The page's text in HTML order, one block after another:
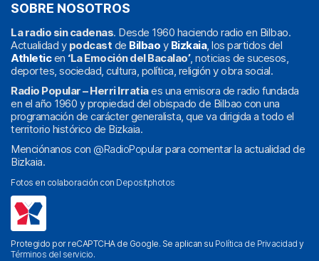
SOBRE NOSOTROS
La radio sin cadenas. Desde 1960 haciendo radio en Bilbao.
Actualidad y podcast de Bilbao y Bizkaia, los partidos del
Athleticen ‘La Emoción del Bacalao’, noticias de sucesos,
deportes, sociedad, cultura, política, religión y obra social.
Radio Popular – Herri Irratiaes una emisora de radio fundada
en el año 1960 y propiedad del obispado de Bilbao con una
programación de carácter generalista, que va dirigida a todo el
territorio histórico de Bizkaia.
Menciónanos con @RadioPopularpara comentar la actualidad de
Bizkaia.
Fotos en colaboración con Depositphotos
Protegido por reCAPTCHA de Google. Se aplican su Política de Privacidad y
Términos del servicio.